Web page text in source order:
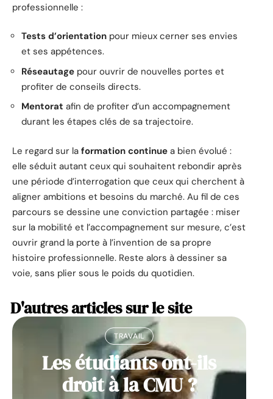
professionnelle :
Tests d’orientation pour mieux cerner ses envies
et ses appétences.
Réseautage pour ouvrir de nouvelles portes et
profiter de conseils directs.
Mentorat afin de profiter d’un accompagnement
durant les étapes clés de sa trajectoire.
Le regard sur la formation continue a bien évolué :
elle séduit autant ceux qui souhaitent rebondir après
une période d’interrogation que ceux qui cherchent à
aligner ambitions et besoins du marché. Au fil de ces
parcours se dessine une conviction partagée : miser
sur la mobilité et l’accompagnement sur mesure, c’est
ouvrir grand la porte à l’invention de sa propre
histoire professionnelle. Reste alors à dessiner sa
voie, sans plier sous le poids du quotidien.
D'autres articles sur le site
TRAVAIL
Les étudiants ont-ils
droit à la CMU ?